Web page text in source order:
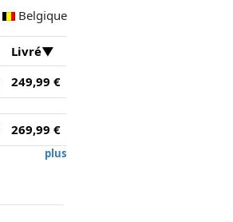
Belgique
Livré
249,99 €
269,99 €
plus